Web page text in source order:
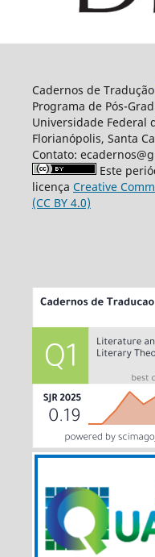
Cadernos de Tradução
Programa de Pós-
Universidade Federal
Florianópolis, Santa
Contato:
Este
licença Creative
(CC BY 4.0)